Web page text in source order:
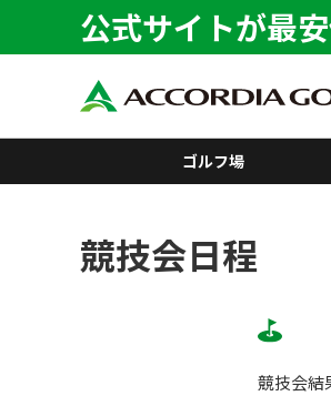
公式サイトが最
ゴルフ場
競技会日程
競技会結